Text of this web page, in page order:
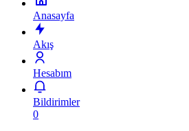
Anasayfa
Akış
Hesabım
Bildirimler
0